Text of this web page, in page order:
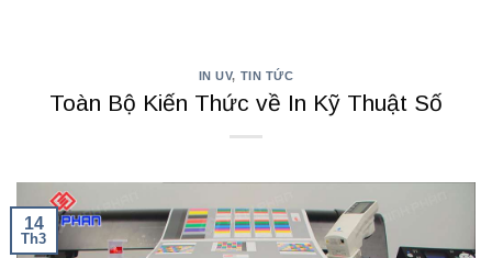
IN UV, TIN TỨC
Toàn Bộ Kiến Thức về In Kỹ Thuật Số
14
Th3